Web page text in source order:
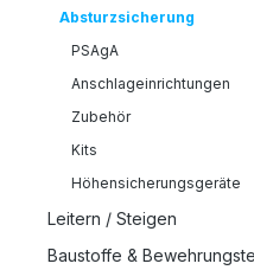
Absturzsicherung
PSAgA
Anschlageinrichtungen
Zubehör
Kits
Höhensicherungsgeräte
Leitern / Steigen
Baustoffe &